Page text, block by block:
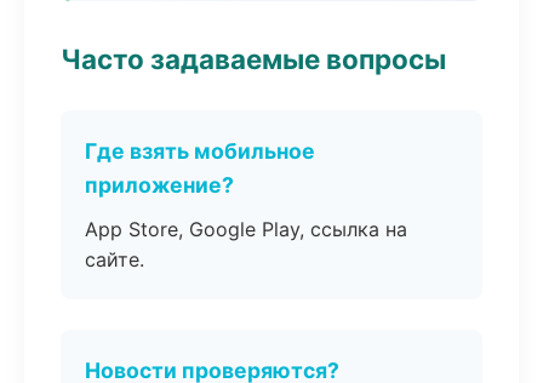
Часто задаваемые вопросы
Где взять мобильное
приложение?
App Store, Google Play, ссылка на
сайте.
Новости проверяются?